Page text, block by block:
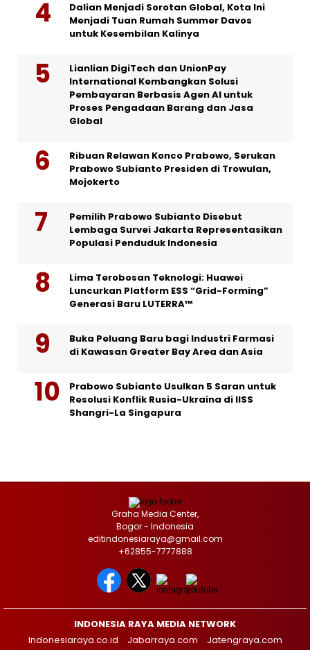
Dalian Menjadi Sorotan Global, Kota Ini
Menjadi Tuan Rumah Summer Davos
untuk Kesembilan Kalinya
Lianlian DigiTech dan UnionPay
International Kembangkan Solusi
Pembayaran Berbasis Agen AI untuk
Proses Pengadaan Barang dan Jasa
Global
Ribuan Relawan Konco Prabowo, Serukan
Prabowo Subianto Presiden di Trowulan,
Mojokerto
Pemilih Prabowo Subianto Disebut
Lembaga Survei Jakarta Representasikan
Populasi Penduduk Indonesia
Lima Terobosan Teknologi: Huawei
Luncurkan Platform ESS “Grid-Forming”
Generasi Baru LUTERRA™
Buka Peluang Baru bagi Industri Farmasi
di Kawasan Greater Bay Area dan Asia
Prabowo Subianto Usulkan 5 Saran untuk
Resolusi Konflik Rusia-Ukraina di IISS
Shangri-La Singapura
Graha Media Center,
Bogor - Indonesia
editindonesiaraya@gmail.com
+62855-7777888
INDONESIA RAYA MEDIA NETWORK
Indonesiaraya.co.id
Jabarraya.com
Jatengraya.com